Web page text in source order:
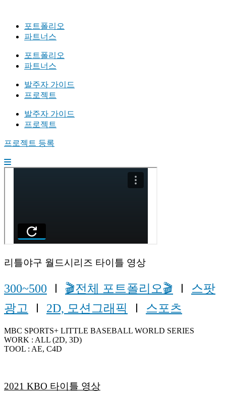
포트폴리오
파트너스
포트폴리오
파트너스
발주자 가이드
프로젝트
발주자 가이드
프로젝트
프로젝트 등록
리틀야구 월드시리즈 타이틀 영상
300~500 Ⅰ 🎬전체 포트폴리오🎬 Ⅰ 스팟
광고
Ⅰ 2D, 모션그래픽 Ⅰ 스포츠
MBC SPORTS+ LITTLE BASEBALL WORLD SERIES
WORK : ALL (2D, 3D)
TOOL : AE, C4D
2021 KBO 타이틀 영상